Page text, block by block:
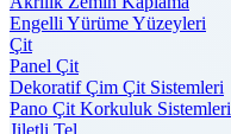
Engelli Yürüme Yüzeyleri
Çit
Panel Çit
Dekoratif Çim Çit Sistemleri
Pano Çit Korkuluk Sistemleri
Jiletli Tel